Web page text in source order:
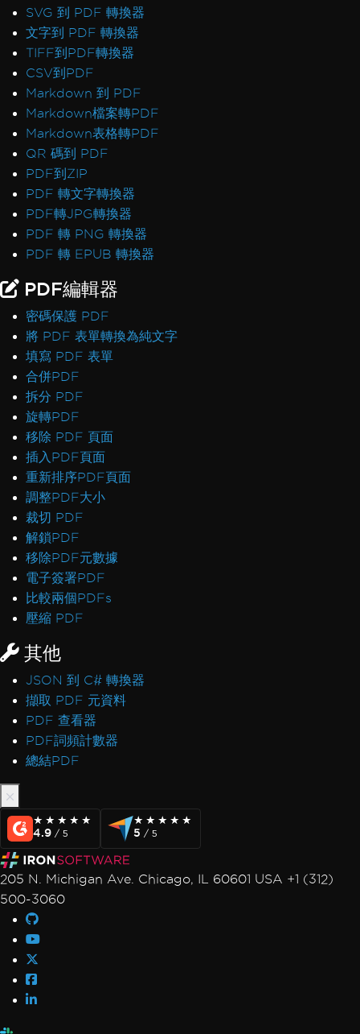
SVG 到 PDF 轉換器
文字到 PDF 轉換器
TIFF到PDF轉換器
CSV到PDF
Markdown 到 PDF
Markdown檔案轉PDF
Markdown表格轉PDF
QR 碼到 PDF
PDF到ZIP
PDF 轉文字轉換器
PDF轉JPG轉換器
PDF 轉 PNG 轉換器
PDF 轉 EPUB 轉換器
PDF編輯器
密碼保護 PDF
將 PDF 表單轉換為純文字
填寫 PDF 表單
合併PDF
拆分 PDF
旋轉PDF
移除 PDF 頁面
插入PDF頁面
重新排序PDF頁面
調整PDF大小
裁切 PDF
解鎖PDF
移除PDF元數據
電子簽署PDF
比較兩個PDFs
壓縮 PDF
其他
JSON 到 C# 轉換器
擷取 PDF 元資料
PDF 查看器
PDF詞頻計數器
總結PDF
★★★★★
★★★★★
4.9 / 5
★★★★★
★★★★★
5 / 5
205 N. Michigan Ave. Chicago, IL 60601 USA +1 (312)
500-3060